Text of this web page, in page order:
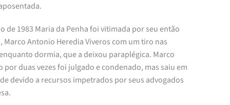
de 1983 Maria da Penha foi vitimada por seu então
Marco Antonio Heredia Viveros com um tiro nas
dormia, que a deixou paraplégica. Marco
por duas vezes foi julgado e condenado, mas saiu em
devido a recursos impetrados por seus advogados